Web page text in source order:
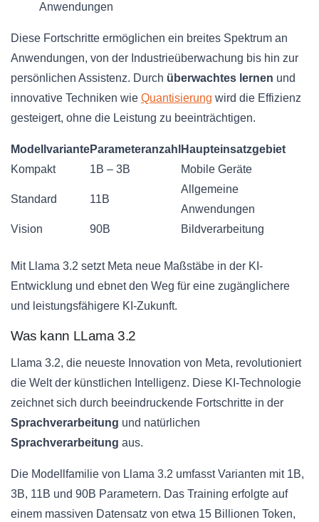
Anwendungen
Diese Fortschritte ermöglichen ein breites Spektrum an
Anwendungen, von der Industrieüberwachung bis hin zur
persönlichen Assistenz. Durch überwachtes lernen und
innovative Techniken wie Quantisierung wird die Effizienz
gesteigert, ohne die Leistung zu beeinträchtigen.
ModellvarianteParameteranzahl Haupteinsatzgebiet
Kompakt
1B – 3B Mobile Geräte
Standard 11B
Allgemeine
Anwendungen
Vision
90B Bildverarbeitung
Mit Llama 3.2 setzt Meta neue Maßstäbe in der KI-
Entwicklung und ebnet den Weg für eine zugänglichere
und leistungsfähigere KI-Zukunft.
Was kann LLama 3.2
Llama 3.2, die neueste Innovation von Meta, revolutioniert
die Welt der künstlichen Intelligenz. Diese KI-Technologie
zeichnet sich durch beeindruckende Fortschritte in der
Sprachverarbeitung und natürlichen
Sprachverarbeitung aus.
Die Modellfamilie von Llama 3.2 umfasst Varianten mit 1B,
3B, 11B und 90B Parametern. Das Training erfolgte auf
einem massiven Datensatz von etwa 15 Billionen Token,